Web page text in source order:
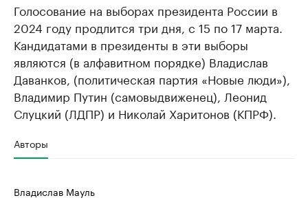
Голосование на выборах президента России в
2024 году продлится три дня, с 15 по 17 марта.
Кандидатами в президенты в эти выборы
являются (в алфавитном порядке) Владислав
Даванков, (политическая партия «Новые люди»),
Владимир Путин (самовыдвиженец), Леонид
Слуцкий (ЛДПР) и Николай Харитонов (КПРФ).
Авторы
Владислав Мауль